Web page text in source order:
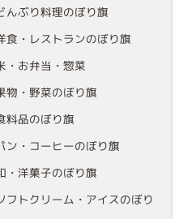
んぶり料理のぼり旗
食・レストランのぼり旗
・お弁当・惣菜
物・野菜のぼり旗
料品のぼり旗
ン・コーヒーのぼり旗
・洋菓子のぼり旗
フトクリーム・アイスのぼり